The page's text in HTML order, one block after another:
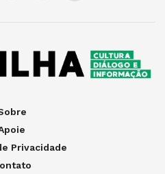
Privacidade